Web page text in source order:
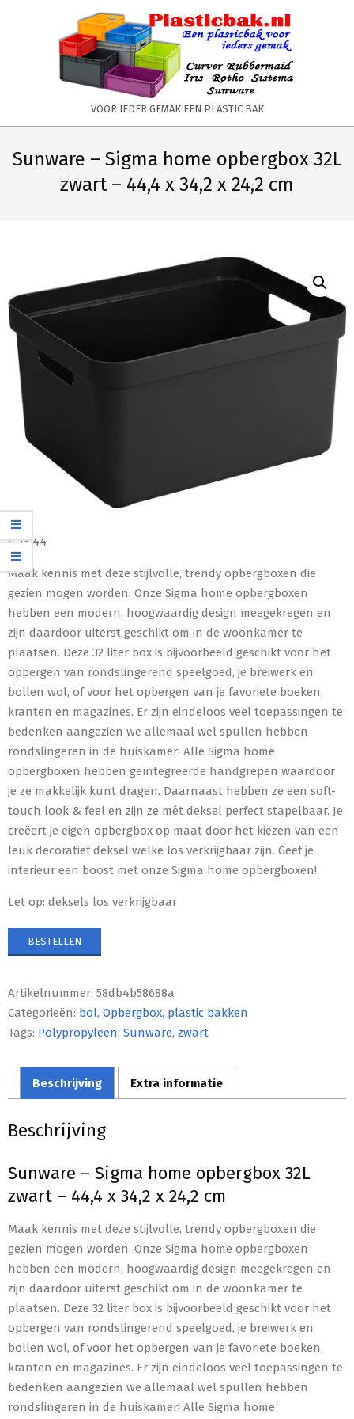
PLASTICBAK.NL
VOOR IEDER GEMAK EEN PLASTIC BAK
Navigation
Navigation
Sunware – Sigma home opbergbox 32L
zwart – 44,4 x 34,2 x 24,2 cm
€18,44
Maak kennis met deze stijlvolle, trendy opbergboxen die
gezien mogen worden. Onze Sigma home opbergboxen
hebben een modern, hoogwaardig design meegekregen en
zijn daardoor uiterst geschikt om in de woonkamer te
plaatsen. Deze 32 liter box is bijvoorbeeld geschikt voor het
opbergen van rondslingerend speelgoed, je breiwerk en
bollen wol, of voor het opbergen van je favoriete boeken,
kranten en magazines. Er zijn eindeloos veel toepassingen te
bedenken aangezien we allemaal wel spullen hebben
rondslingeren in de huiskamer! Alle Sigma home
opbergboxen hebben geïntegreerde handgrepen waardoor
je ze makkelijk kunt dragen. Daarnaast hebben ze een soft-
touch look & feel en zijn ze mét deksel perfect stapelbaar. Je
creëert je eigen opbergbox op maat door het kiezen van een
leuk decoratief deksel welke los verkrijgbaar zijn. Geef je
interieur een boost met onze Sigma home opbergboxen!
Let op: deksels los verkrijgbaar
BESTELLEN
Artikelnummer: 58db4b58688a
Categorieën: bol, Opbergbox, plastic bakken
Tags: Polypropyleen, Sunware, zwart
Beschrijving Extra informatie
Beschrijving
Sunware – Sigma home opbergbox 32L
zwart – 44,4 x 34,2 x 24,2 cm
Maak kennis met deze stijlvolle, trendy opbergboxen die
gezien mogen worden. Onze Sigma home opbergboxen
hebben een modern, hoogwaardig design meegekregen en
zijn daardoor uiterst geschikt om in de woonkamer te
plaatsen. Deze 32 liter box is bijvoorbeeld geschikt voor het
opbergen van rondslingerend speelgoed, je breiwerk en
bollen wol, of voor het opbergen van je favoriete boeken,
kranten en magazines. Er zijn eindeloos veel toepassingen te
bedenken aangezien we allemaal wel spullen hebben
rondslingeren in de huiskamer! Alle Sigma home